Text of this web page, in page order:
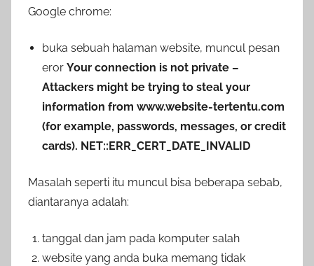
Google chrome:
buka sebuah halaman website, muncul pesan
eror Your connection is not private –
Attackers might be trying to steal your
information from www.website-tertentu.com
(for example, passwords, messages, or credit
cards). NET::ERR_CERT_DATE_INVALID
Masalah seperti itu muncul bisa beberapa sebab,
diantaranya adalah:
tanggal dan jam pada komputer salah
website yang anda buka memang tidak